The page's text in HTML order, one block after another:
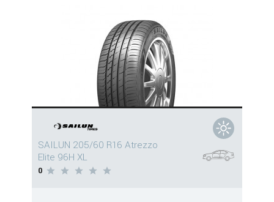
SAILUN 205/60 R16 Atrezzo
Elite 96H XL
0